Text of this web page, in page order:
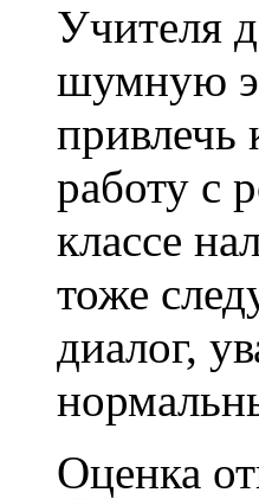
Учителя
шумную
привлечь
работу с
классе
тоже
диалог,
Оценка